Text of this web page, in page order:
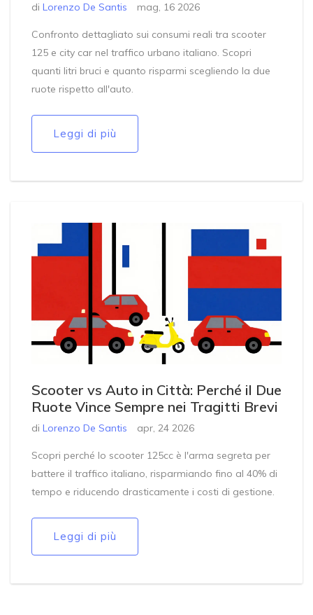
di Lorenzo De Santis mag, 16 2026
Confronto dettagliato sui consumi reali tra scooter
125 e city car nel traffico urbano italiano. Scopri
quanti litri bruci e quanto risparmi scegliendo la due
ruote rispetto all'auto.
Leggi di più
Scooter vs Auto in Città: Perché il Due
Ruote Vince Sempre nei Tragitti Brevi
di Lorenzo De Santis apr, 24 2026
Scopri perché lo scooter 125cc è l'arma segreta per
battere il traffico italiano, risparmiando fino al 40% di
tempo e riducendo drasticamente i costi di gestione.
Leggi di più